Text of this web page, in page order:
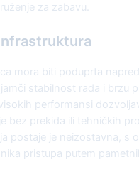
za zabavu.
mora biti poduprta
stabilnost rada i brzu
performansi
bez prekida ili tehničkih
postaje je neizostavna, s
pristupa putem